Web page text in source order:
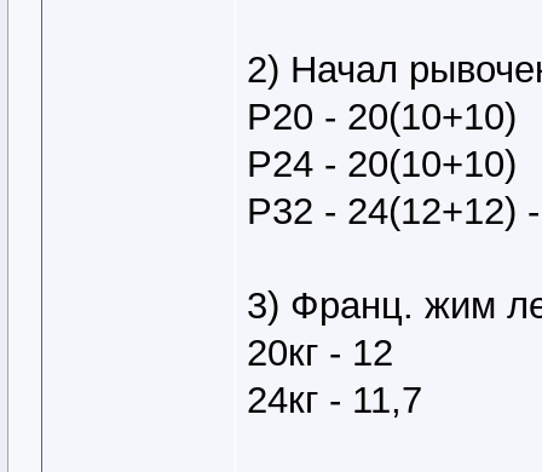
2) Начал
Р20 - 20(10+10)
Р24 - 20(10+10)
Р32 - 24(12+12)
3) Франц. жим
20кг - 12
24кг - 11,7